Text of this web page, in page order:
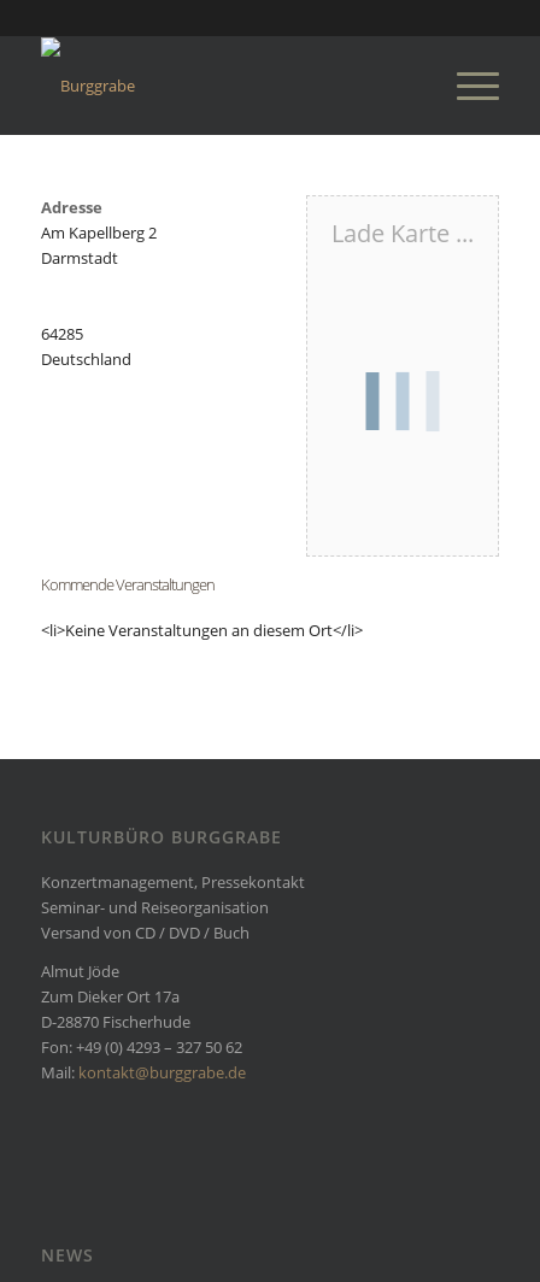
Lade Karte ...
Adresse
Am Kapellberg 2
Darmstadt
64285
Deutschland
Kommende Veranstaltungen
<li>Keine Veranstaltungen an diesem Ort</li>
KULTURBÜRO BURGGRABE
Konzertmanagement, Pressekontakt
Seminar- und Reiseorganisation
Versand von CD / DVD / Buch
Almut Jöde
Zum Dieker Ort 17a
D-28870 Fischerhude
Fon: +49 (0) 4293 – 327 50 62
Mail: kontakt@burggrabe.de
NEWS